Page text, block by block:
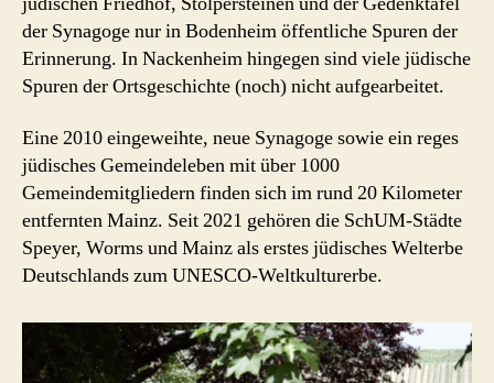
der Synagoge nur in Bodenheim öffentliche Spuren der
Erinnerung. In Nackenheim hingegen sind viele jüdische
Spuren der Ortsgeschichte (noch) nicht aufgearbeitet.
Eine 2010 eingeweihte, neue Synagoge sowie ein reges
jüdisches Gemeindeleben mit über 1000
Gemeindemitgliedern finden sich im rund 20 Kilometer
entfernten Mainz. Seit 2021 gehören die SchUM-Städte
Speyer, Worms und Mainz als erstes jüdisches Welterbe
Deutschlands zum UNESCO-Weltkulturerbe.